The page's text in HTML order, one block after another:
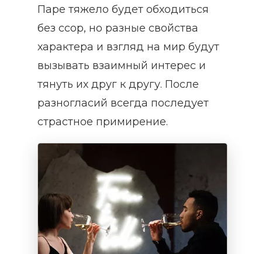
Паре тяжело будет обходиться
без ссор, но разные свойства
характера и взгляд на мир будут
вызывать взаимный интерес и
тянуть их друг к другу. После
разногласий всегда последует
страстное примирение.